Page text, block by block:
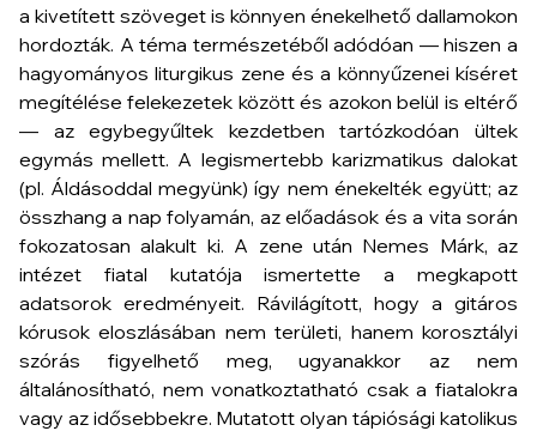
a kivetített szöveget is könnyen énekelhető dallamokon
hordozták. A téma természetéből adódóan — hiszen a
hagyományos liturgikus zene és a könnyűzenei kíséret
megítélése felekezetek között és azokon belül is eltérő
— az egybegyűltek kezdetben tartózkodóan ültek
egymás mellett. A legismertebb karizmatikus dalokat
(pl. Áldásoddal megyünk) így nem énekelték együtt; az
összhang a nap folyamán, az előadások és a vita során
fokozatosan alakult ki. A zene után Nemes Márk, az
intézet fiatal kutatója ismertette a megkapott
adatsorok eredményeit. Rávilágított, hogy a gitáros
kórusok eloszlásában nem területi, hanem korosztályi
szórás figyelhető meg, ugyanakkor az nem
általánosítható, nem vonatkoztatható csak a fiatalokra
vagy az idősebbekre. Mutatott olyan tápiósági katolikus